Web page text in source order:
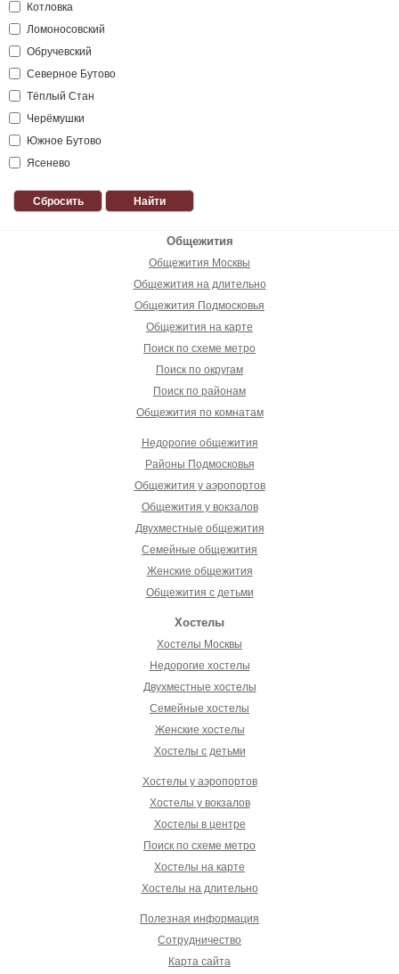
Котловка
Ломоносовский
Обручевский
Северное Бутово
Тёплый Стан
Черёмушки
Южное Бутово
Ясенево
Сбросить Найти
Общежития
Общежития Москвы
Общежития на длительно
Общежития Подмосковья
Общежития на карте
Поиск по схеме метро
Поиск по округам
Поиск по районам
Общежития по комнатам
Недорогие общежития
Районы Подмосковья
Общежития у аэропортов
Общежития у вокзалов
Двухместные общежития
Семейные общежития
Женские общежития
Общежития с детьми
Хостелы
Хостелы Москвы
Недорогие хостелы
Двухместные хостелы
Семейные хостелы
Женские хостелы
Хостелы с детьми
Хостелы у аэропортов
Хостелы у вокзалов
Хостелы в центре
Поиск по схеме метро
Хостелы на карте
Хостелы на длительно
Полезная информация
Сотрудничество
Карта сайта